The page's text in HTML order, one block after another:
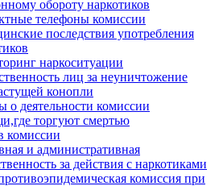
обороту наркотиков
телефоны комиссии
последствия употребления
наркоситуации
лиц за неуничтожение
конопли
о деятельности комиссии
торгуют смертью
комиссии
и административная
за действия с наркотиками
комиссия при